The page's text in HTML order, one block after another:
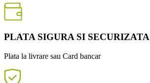
PLATA SIGURA SI SECURIZATA
Plata la livrare sau Card bancar